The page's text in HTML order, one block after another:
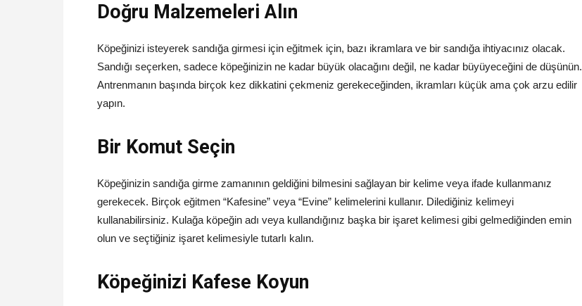
Doğru Malzemeleri Alın
Köpeğinizi isteyerek sandığa girmesi için eğitmek için, bazı ikramlara ve bir sandığa ihtiyacınız olacak.
Sandığı seçerken, sadece köpeğinizin ne kadar büyük olacağını değil, ne kadar büyüyeceğini de düşünün.
Antrenmanın başında birçok kez dikkatini çekmeniz gerekeceğinden, ikramları küçük ama çok arzu edilir
yapın.
Bir Komut Seçin
Köpeğinizin sandığa girme zamanının geldiğini bilmesini sağlayan bir kelime veya ifade kullanmanız
gerekecek. Birçok eğitmen “Kafesine” veya “Evine” kelimelerini kullanır. Dilediğiniz kelimeyi
kullanabilirsiniz. Kulağa köpeğin adı veya kullandığınız başka bir işaret kelimesi gibi gelmediğinden emin
olun ve seçtiğiniz işaret kelimesiyle tutarlı kalın.
Köpeğinizi Kafese Koyun